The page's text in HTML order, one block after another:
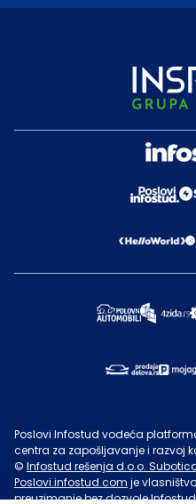
Poslovi Infostud vodeća
centra za zapošljavanje i razvoj
© Infostud rešenja d.o.o.
Poslovi.infostud.com je vlasništvo
preuzimanje bez dozvole